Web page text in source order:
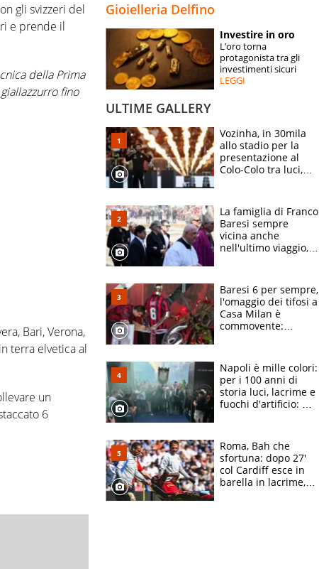
ESPERTI
CONTATTI
gli svizzeri del
e prende il
della Prima
fino
Bari, Verona,
terra elvetica al
un
6
Gioielleria Delfino
Investire in oro
L’oro torna
protagonista tra gli
investimenti sicuri
LEGGI
ULTIME GALLERY
Vozinha, in 30mila
allo stadio per la
presentazione al
Colo-Colo tra luci,
La famiglia di Franco
Baresi sempre
vicina anche
nell'ultimo viaggio,
circondati
dall'affetto dei tifosi
Baresi 6 per sempre,
l'omaggio dei tifosi a
Casa Milan è
commovente:
bigliettini
Napoli è mille colori:
per i 100 anni di
storia luci, lacrime e
fuochi d'artificio: De
Roma, Bah che
sfortuna: dopo 27'
col Cardiff esce in
barella in lacrime,